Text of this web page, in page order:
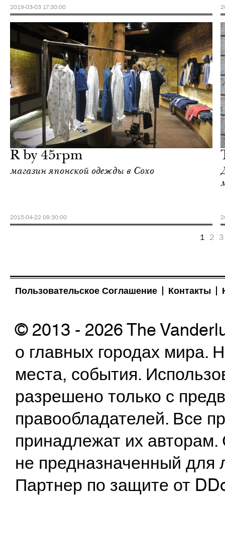
2019-03-03 17:30:00
R by 45rpm
магазин японской одежды в Сохо
2015-04-22 09:30:00
Йорк
1 2 3
Пользовательское Соглашение Контакты
© 2013 - 2026 The
о главных городах
места, события.
разрешено только с
правообладателей. Все
принадлежат их
не предназначенный
Партнер по защите от